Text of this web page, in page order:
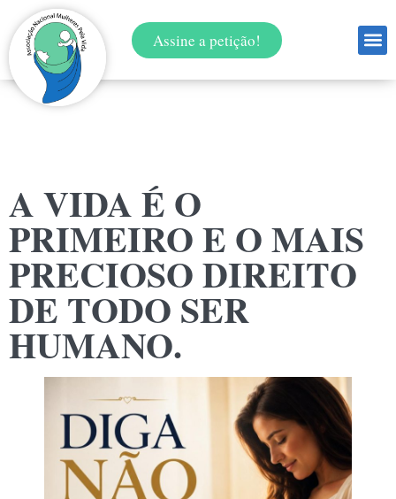
Assine a petição!
A VIDA É O
PRIMEIRO E O MAIS
PRECIOSO DIREITO
DE TODO SER
HUMANO.